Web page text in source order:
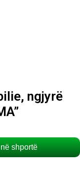
ngjyrë
shportë